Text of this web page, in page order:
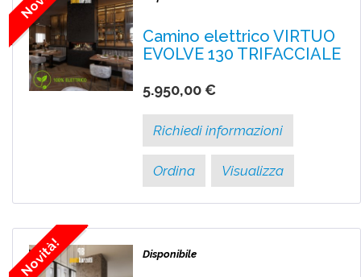
Camino elettrico VIRTUO
EVOLVE 130 TRIFACCIALE
5.950,00 €
Richiedi informazioni
Ordina Visualizza
Novità! Disponibile